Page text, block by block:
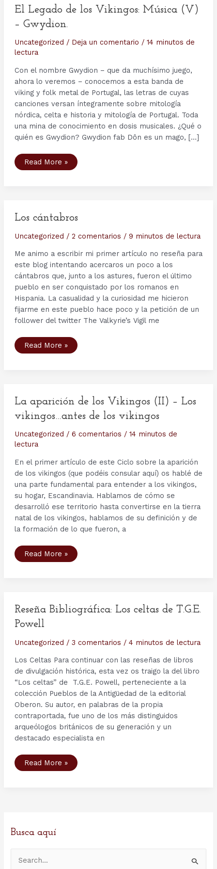
El Legado de los Vikingos: Música (V)
– Gwydion.
Uncategorized / Deja un comentario / 14 minutos de
lectura
Con el nombre Gwydion – que da muchísimo juego,
ahora lo veremos – conocemos a esta banda de
viking y folk metal de Portugal, las letras de cuyas
canciones versan íntegramente sobre mitología
nórdica, celta e historia y mitología de Portugal. Toda
una mina de conocimiento en dosis musicales. ¿Qué o
quién es Gwydion? Gwydion fab Dôn es un mago, […]
El
Legado
Gwydion.
Read More »
Los cántabros
Uncategorized / 2 comentarios / 9 minutos de lectura
Me animo a escribir mi primer artículo no reseña para
este blog intentando acercaros un poco a los
cántabros que, junto a los astures, fueron el último
pueblo en ser conquistado por los romanos en
Hispania. La casualidad y la curiosidad me hicieron
fijarme en este pueblo hace poco y la petición de un
follower del twitter The Valkyrie’s Vigil me
Los
cántabros
Read More »
La aparición de los Vikingos (II) – Los
vikingos…antes de los vikingos
Uncategorized / 6 comentarios / 14 minutos de
lectura
En el primer artículo de este Ciclo sobre la aparición
de los vikingos (que podéis consular aquí) os hablé de
una parte fundamental para entender a los vikingos,
su hogar, Escandinavia. Hablamos de cómo se
desarrolló ese territorio hasta convertirse en la tierra
natal de los vikingos, hablamos de su definición y de
la formación de lo que fueron, a
La
vikingos…
antes
de
los
Read More »
Reseña Bibliográfica: Los celtas de T.G.E.
Powell
Uncategorized / 3 comentarios / 4 minutos de lectura
Los Celtas Para continuar con las reseñas de libros
de divulgación histórica, esta vez os traigo la del libro
“Los celtas” de T.G.E. Powell, perteneciente a la
colección Pueblos de la Antigüedad de la editorial
Oberon. Su autor, en palabras de la propia
contraportada, fue uno de los más distinguidos
arqueólogos británicos de su generación y un
destacado especialista en
Reseña
Bibliográfica:
Read More »
Busca aquí